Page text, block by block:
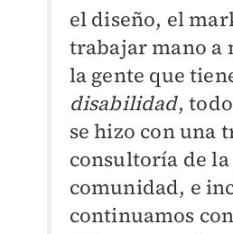
el diseño, el
trabajar mano a
la gente que
disabilidad,
se hizo con una
consultoría de la
comunidad, e
continuamos